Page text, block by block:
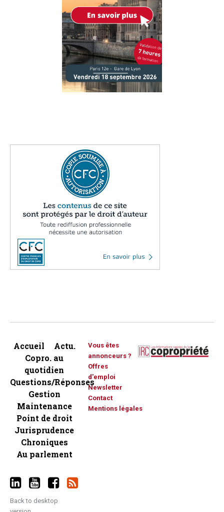
Accueil
Actu.
Copro. au
quotidien
Questions/Réponses
Gestion
Maintenance
Point de droit
Jurisprudence
Chroniques
Au parlement
Vous êtes
annonceurs ?
Offres
d'emploi
Newsletter
Contact
Mentions légales
Back to desktop